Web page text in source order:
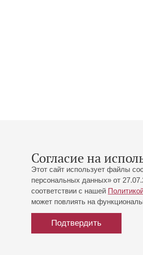
Согласие на
Этот сайт использует файлы
персональных данных» от
соответствии с нашей
может повлиять на
Подтвердить